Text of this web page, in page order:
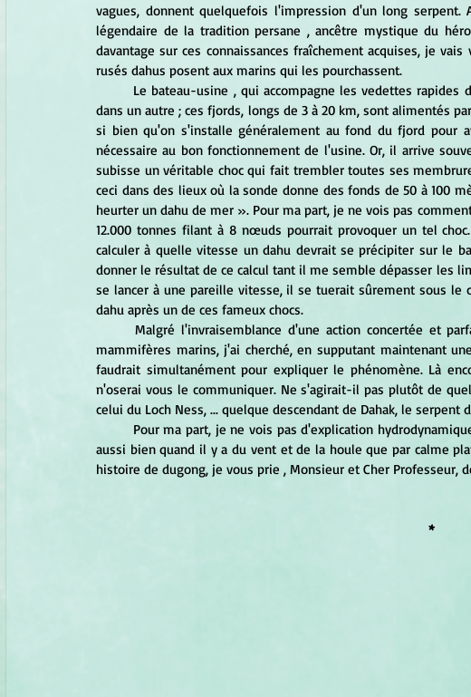
vagues, donnent quelquefois l'impression d'un long
légendaire de la tradition persane , ancêtre mystique du
davantage sur ces connaissances fraîchement acquises, je
rusés dahus posent aux marins qui les pourchassent.
dans un autre ; ces fjords, longs de 3 à 20 km, sont alimentés
si bien qu'on s'installe généralement au fond du fjord pour
nécessaire au bon fonctionnement de l'usine. Or, il arrive
subisse un véritable choc qui fait trembler toutes ses
ceci dans des lieux où la sonde donne des fonds de 50 à 100
heurter un dahu de mer ». Pour ma part, je ne vois pas
12.000 tonnes filant à 8 nœuds pourrait provoquer un tel
calculer à quelle vitesse un dahu devrait se précipiter sur le
donner le résultat de ce calcul tant il me semble dépasser les
se lancer à une pareille vitesse, il se tuerait sûrement sous le
dahu après un de ces fameux chocs.
mammifères marins, j'ai cherché, en supputant maintenant
faudrait simultanément pour expliquer le phénomène. Là
n'oserai vous le communiquer. Ne s'agirait-il pas plutôt de
celui du Loch Ness, ... quelque descendant de Dahak, le serpent
aussi bien quand il y a du vent et de la houle que par calme
histoire de dugong, je vous prie , Monsieur et Cher Professeur,
*